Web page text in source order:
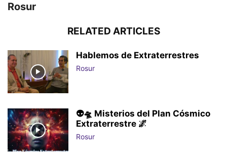
Rosur
RELATED ARTICLES
Hablemos de Extraterrestres
Rosur
👽🛸 Misterios del Plan Cósmico
Extraterrestre 🌌
Rosur